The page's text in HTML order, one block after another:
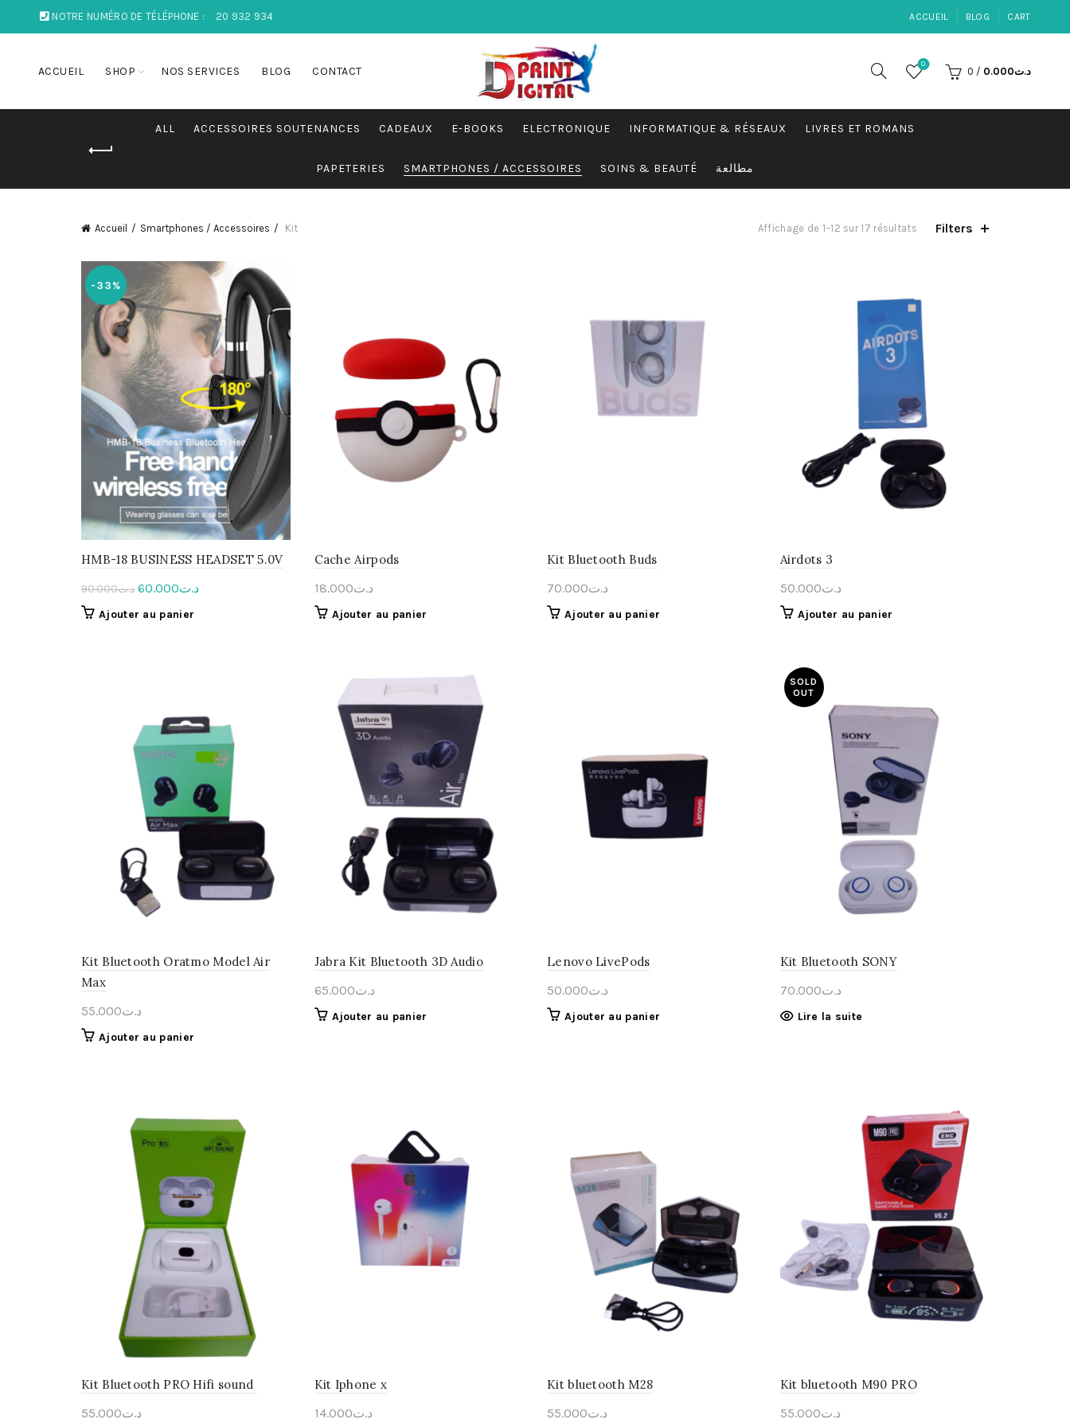
NOTRE NUMÉRO DE TÉLÉPHONE : 20 932 934 ACCUEIL BLOG CART
ACCUEIL SHOP NOS SERVICES BLOG CONTACT
0
0 / د.ت0.000
ALL ACCESSOIRES SOUTENANCES CADEAUX E-BOOKS ELECTRONIQUE INFORMATIQUE & RÉSEAUX LIVRES ET ROMANS
PAPETERIES SMARTPHONES / ACCESSOIRES SOINS & BEAUTÉ مطالعة
Accueil Smartphones / Accessoires Kit Affichage de 1–12 sur 17 résultats Filters
-33%
HMB-18 BUSINESS HEADSET 5.0V
د.ت90.000
Le
د.ت60.000
Le
Ajouter au panier
Cache Airpods
د.ت18.000
Ajouter au panier
Kit Bluetooth Buds
د.ت70.000
Ajouter au panier
Airdots 3
د.ت50.000
Ajouter au panier
Kit Bluetooth Oratmo Model Air
Max
د.ت55.000
Ajouter au panier
Jabra Kit Bluetooth 3D Audio
د.ت65.000
Ajouter au panier
Lenovo LivePods
د.ت50.000
Ajouter au panier
SOLD
OUT
Kit Bluetooth SONY
د.ت70.000
Lire la suite
Kit Bluetooth PRO Hifi sound
د.ت55.000
Kit Iphone x
د.ت14.000
Kit bluetooth M28
د.ت55.000
Kit bluetooth M90 PRO
د.ت55.000